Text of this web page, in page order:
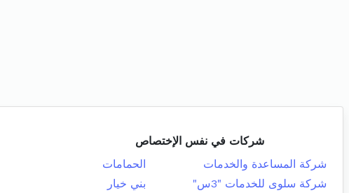
شركات في نفس الإختصاص
شركة المساعدة والخدمات
الحمامات
شركة سلوى للخدمات "3س"
بني خيار